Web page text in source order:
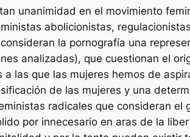
unanimidad en el movimiento
abolicionistas,
la pornografía una
analizadas), que cuestionan el
las que las mujeres hemos de
de las mujeres y una
radicales que consideran
por innecesario en aras de la